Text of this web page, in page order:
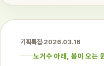
기획특집·2026.03.16
노거수 아래, 봄이 오는